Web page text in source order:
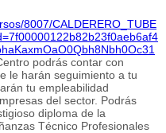
8007/CALDERERO_TUBE
podrás contar con
le harán seguimiento a tu
tu empleabilidad
del sector. Podrás
diploma de la
Técnico Profesionales